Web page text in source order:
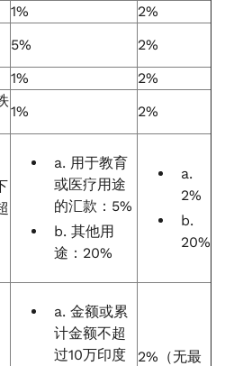
1%
2%
5%
2%
1%
2%
1% 2%
a. 用于教育
或医疗用途
的汇款：5%
b. 其他用
途：20%
a.
2%
b.
20%
a. 金额或累
计金额不超
过10万印度
2%（无最